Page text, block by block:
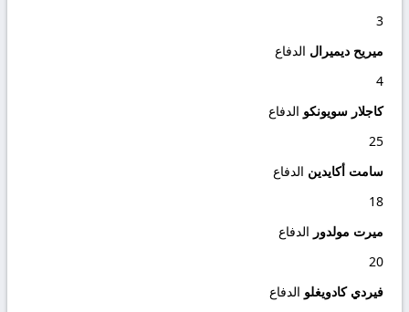
3
ميريح ديميرال الدفاع
4
كاجلار سويونكو الدفاع
25
سامت أكايدين الدفاع
18
ميرت مولدور الدفاع
20
فيردي كادويغلو الدفاع